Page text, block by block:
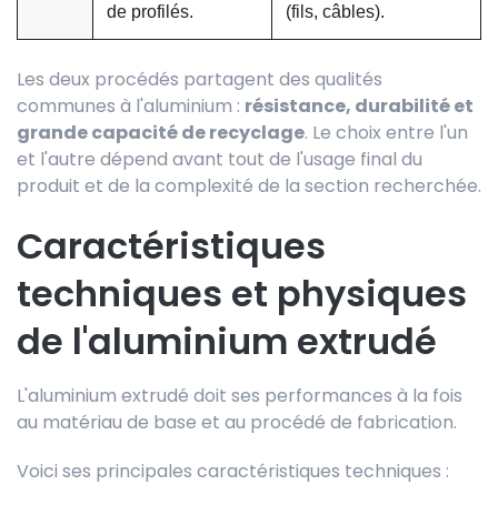
de profilés.
(fils, câbles).
Les deux procédés partagent des qualités
communes à l'aluminium : résistance, durabilité et
grande capacité de recyclage. Le choix entre l'un
et l'autre dépend avant tout de l'usage final du
produit et de la complexité de la section recherchée.
Caractéristiques
techniques et physiques
de l'aluminium extrudé
L'aluminium extrudé doit ses performances à la fois
au matériau de base et au procédé de fabrication.
Voici ses principales caractéristiques techniques :